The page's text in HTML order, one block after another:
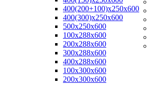
400(200+100)x250x600
400(300)x250x600
500x250x600
100x288x600
200x288x600
300x288x600
400x288x600
100х300х600
200х300х600